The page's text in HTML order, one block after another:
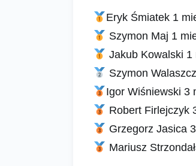
Eryk Śmiatek 1
Szymon Maj 1
Jakub Kowalski 1
Szymon
Igor Wiśniewski 3
Robert Firlejczyk
Grzegorz Jasica
Mariusz